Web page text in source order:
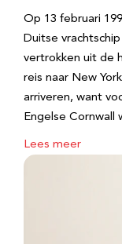
Op 13 februari
Duitse
vertrokken uit de
reis naar New
arriveren, want
Engelse
Lees meer